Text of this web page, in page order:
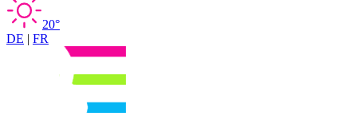
20°
DE | FR